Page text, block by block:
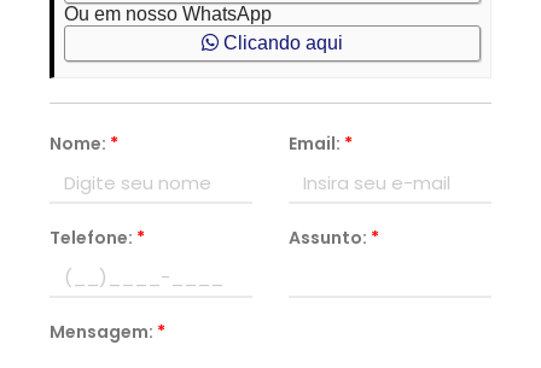
Ou em nosso WhatsApp
Clicando aqui
Nome: * Email: *
Telefone: * Assunto: *
Mensagem: *